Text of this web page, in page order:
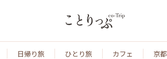
日帰り旅 ひとり旅 カフェ 京都